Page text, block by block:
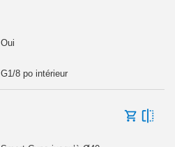
Oui
G1/8 po intérieur